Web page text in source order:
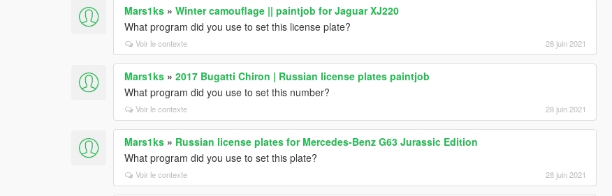
Mars1ks »Winter camouflage || paintjob for Jaguar XJ220
What program did you use to set this license plate?
Voir le contexte 28 juin 2021
Mars1ks »2017 Bugatti Chiron | Russian license plates paintjob
What program did you use to set this number?
Voir le contexte 28 juin 2021
Mars1ks » Russian license plates for Mercedes-Benz G63 Jurassic Edition
What program did you use to set this plate?
Voir le contexte 28 juin 2021